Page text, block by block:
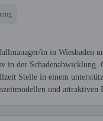
in in Wiesbaden
in der Schadenabwicklung.
Stelle in einem
und attraktiven